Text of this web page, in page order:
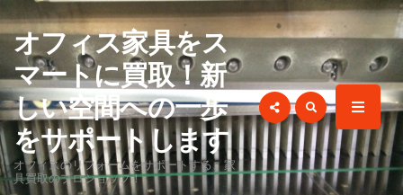
for:
オフィス家具をス
マートに買取！新
しい空間への一歩
をサポートします
オフィスのリフォームをサポートする、家
具買取のプロショップ！